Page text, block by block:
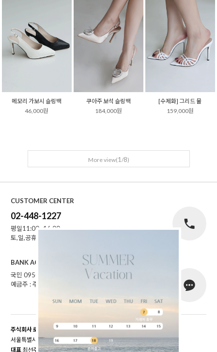
메모리 가보시 슬링백
46,000원
쿠아주 보석 슬링백
184,000원
[수제화] 그리드 뮬
159,000원
More view(1 /8)
CUSTOMER CENTER
02-448-1227
평일11:00~16:00
토,일,공휴일 휴무
BANK ACCOUNT
국민 095001-04-155141
예금주 : 주식회사로에르
주식회사 로에르
서울특별시 성동구 자동차시장3길 39, 남궁빌딩 201호
대표 최선주개인정보 보호책임자최선주